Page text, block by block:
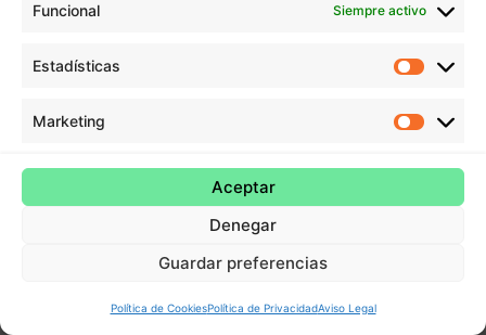
Funcional Siempre activo
Estadísticas
Marketing
Aceptar
Denegar
Guardar preferencias
Política de CookiesPolítica de PrivacidadAviso Legal